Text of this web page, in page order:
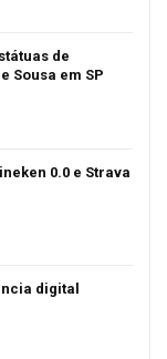
de
Sousa em SP
0.0 e Strava
digital